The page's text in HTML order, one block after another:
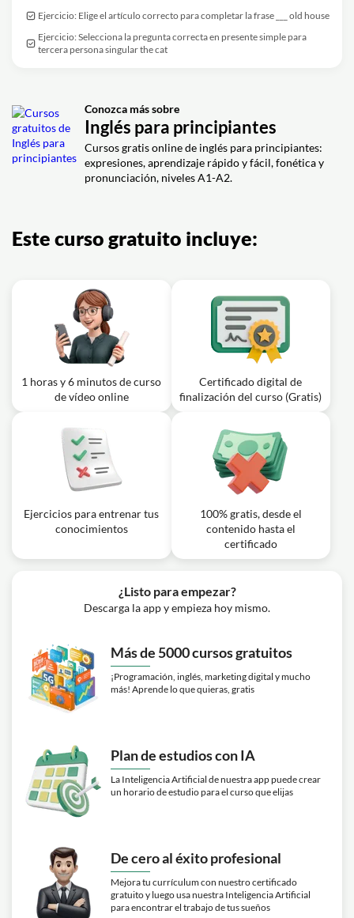
Ejercicio: Elige el artículo correcto para completar la frase ___ old house
Ejercicio: Selecciona la pregunta correcta en presente simple para
tercera persona singular the cat
Conozca más sobre
Inglés para principiantes
Cursos gratis online de inglés para principiantes:
expresiones, aprendizaje rápido y fácil, fonética y
pronunciación, niveles A1-A2.
Este curso gratuito incluye:
1 horas y 6 minutos de curso
de vídeo online
Certificado digital de
finalización del curso (Gratis)
Ejercicios para entrenar tus
conocimientos
100% gratis, desde el
contenido hasta el
certificado
¿Listo para empezar?
Descarga la app y empieza hoy mismo.
Más de 5000 cursos gratuitos
¡Programación, inglés, marketing digital y mucho
más! Aprende lo que quieras, gratis
Plan de estudios con IA
La Inteligencia Artificial de nuestra app puede crear
un horario de estudio para el curso que elijas
De cero al éxito profesional
Mejora tu currículum con nuestro certificado
gratuito y luego usa nuestra Inteligencia Artificial
para encontrar el trabajo de tus sueños